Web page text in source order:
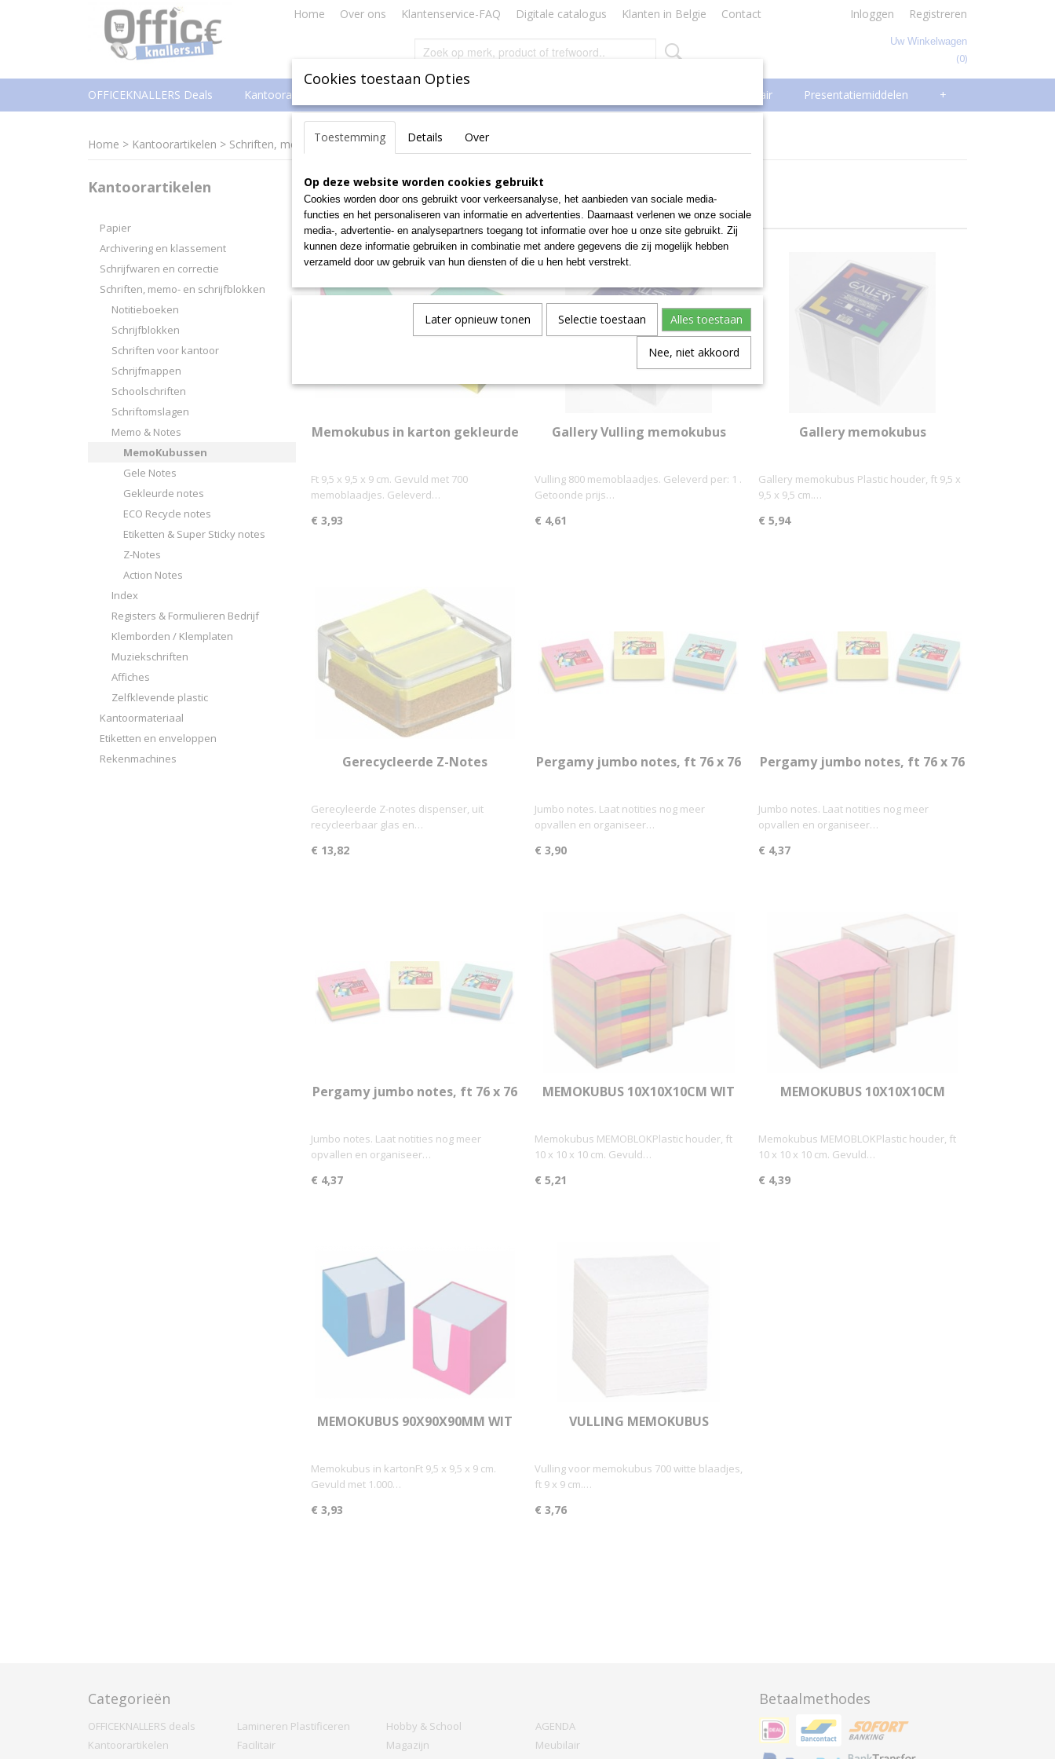
Home Over ons Klantenservice-FAQ Digitale catalogus Klanten in Belgie Contact Inloggen Registreren
Uw Winkelwagen
(0)
OFFICEKNALLERS Deals Kantoorartikelen Facilitair Presentatiemiddelen +
Home > Kantoorartikelen > Schriften, memo- en schrijfblokken >Memo & Notes
Kantoorartikelen
Papier
Archivering en klassement
Schrijfwaren en correctie
Schriften, memo- en schrijfblokken
Notitieboeken
Schrijfblokken
Schriften voor kantoor
Schrijfmappen
Schoolschriften
Schriftomslagen
Memo & Notes
MemoKubussen
Gele Notes
Gekleurde notes
ECO Recycle notes
Etiketten & Super Sticky notes
Z-Notes
Action Notes
Index
Registers & Formulieren Bedrijf
Klemborden / Klemplaten
Muziekschriften
Affiches
Zelfklevende plastic
Kantoormateriaal
Etiketten en enveloppen
Rekenmachines
Sorteer op:
Memokubus in karton gekleurde
Ft 9,5 x 9,5 x 9 cm. Gevuld met 700
memoblaadjes. Geleverd…
€ 3,93
Gallery Vulling memokubus
Vulling 800 memoblaadjes. Geleverd per: 1 .
Getoonde prijs…
€ 4,61
Gallery memokubus
Gallery memokubus Plastic houder, ft 9,5 x
9,5 x 9,5 cm.…
€ 5,94
Gerecycleerde Z-Notes
Gerecyleerde Z-notes dispenser, uit
recycleerbaar glas en…
€ 13,82
Pergamy jumbo notes, ft 76 x 76
Jumbo notes. Laat notities nog meer
opvallen en organiseer…
€ 3,90
Pergamy jumbo notes, ft 76 x 76
Jumbo notes. Laat notities nog meer
opvallen en organiseer…
€ 4,37
Pergamy jumbo notes, ft 76 x 76
Jumbo notes. Laat notities nog meer
opvallen en organiseer…
€ 4,37
MEMOKUBUS 10X10X10CM WIT
Memokubus MEMOBLOKPlastic houder, ft
10 x 10 x 10 cm. Gevuld…
€ 5,21
MEMOKUBUS 10X10X10CM
Memokubus MEMOBLOKPlastic houder, ft
10 x 10 x 10 cm. Gevuld…
€ 4,39
MEMOKUBUS 90X90X90MM WIT
Memokubus in kartonFt 9,5 x 9,5 x 9 cm.
Gevuld met 1.000…
€ 3,93
VULLING MEMOKUBUS
Vulling voor memokubus 700 witte blaadjes,
ft 9 x 9 cm.…
€ 3,76
Categorieën
OFFICEKNALLERS deals
Kantoorartikelen
Lamineren Plastificeren
Facilitair
Hobby & School
Magazijn
AGENDA
Meubilair
Betaalmethodes
Cookies toestaan Opties
Toestemming Details Over
Op deze website worden cookies gebruikt
Cookies worden door ons gebruikt voor verkeersanalyse, het aanbieden van sociale media-
functies en het personaliseren van informatie en advertenties. Daarnaast verlenen we onze sociale
media-, advertentie- en analysepartners toegang tot informatie over hoe u onze site gebruikt. Zij
kunnen deze informatie gebruiken in combinatie met andere gegevens die zij mogelijk hebben
verzameld door uw gebruik van hun diensten of die u hen hebt verstrekt.
Later opnieuw tonen Selectie toestaan Alles toestaan
Nee, niet akkoord